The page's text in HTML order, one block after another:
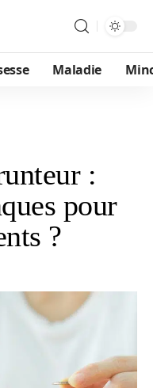
Maladie
:
pour
?